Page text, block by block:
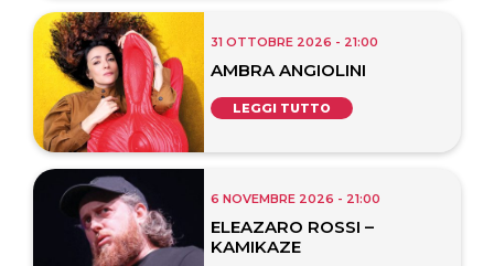
31 OTTOBRE 2026 - 21:00
AMBRA ANGIOLINI
LEGGI TUTTO
6 NOVEMBRE 2026 - 21:00
ELEAZARO ROSSI –
KAMIKAZE